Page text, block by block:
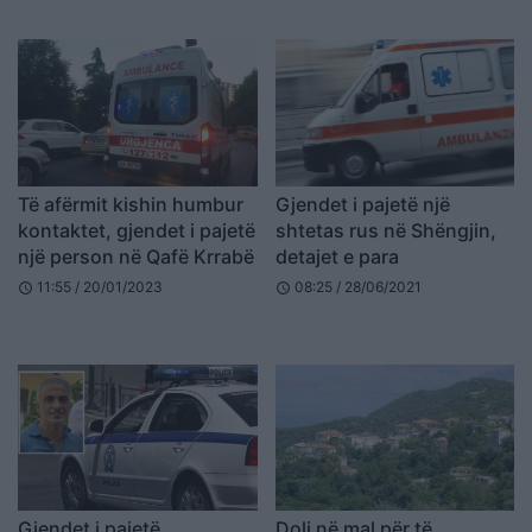
Të afërmit kishin humbur
kontaktet, gjendet i pajetë
një person në Qafë Krrabë
schedule 11:55 / 20/01/2023
Gjendet i pajetë një
shtetas rus në Shëngjin,
detajet e para
schedule 08:25 / 28/06/2021